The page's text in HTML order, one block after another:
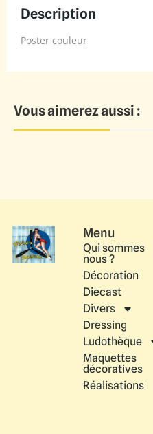
Description
Poster couleur
Vous aimerez aussi :
Menu
Qui sommes
nous ?
Décoration
Diecast
Divers
Dressing
Ludothèque
Maquettes
décoratives
Réalisations